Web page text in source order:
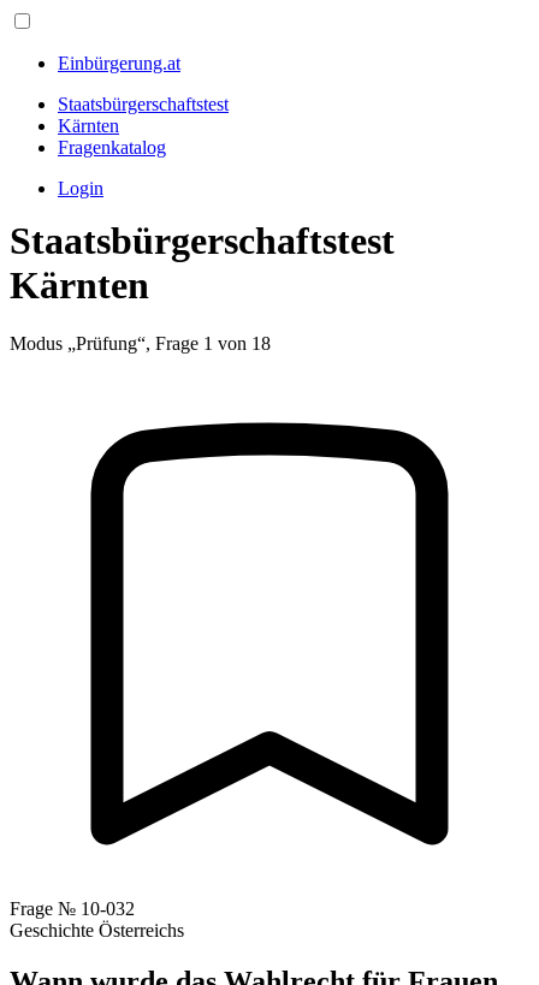
Einbürgerung.at
Staatsbürgerschaftstest
Kärnten
Fragenkatalog
Login
Staatsbürgerschaftstest
Kärnten
Modus „Prüfung“, Frage 1 von 18
Frage № 10-032
Geschichte Österreichs